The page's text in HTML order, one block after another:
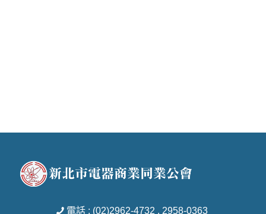
電話 : (02)2962-4732 . 2958-0363